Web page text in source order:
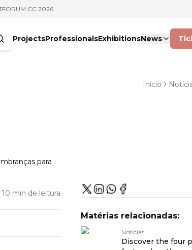
FORUM CC 2026
ProjectsProfessionalsExhibitionsNews
Início
para
10 min de leitura
Matérias relacionadas:
Notícias
Discover the four